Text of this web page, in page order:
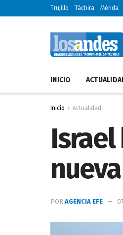
Trujillo Táchira Mérida
INICIO
Inicio Actualidad
POR AGENCIA EFE